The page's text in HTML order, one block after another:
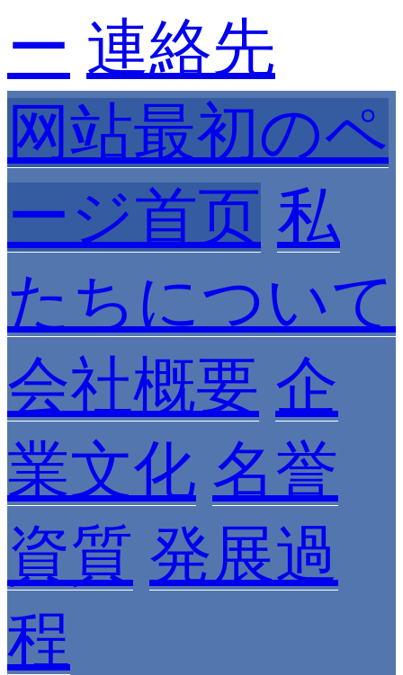
ー 連絡先
网站最初のペ
ージ首页 私
たちについて
会社概要 企
業文化 名誉
資質 発展過
程